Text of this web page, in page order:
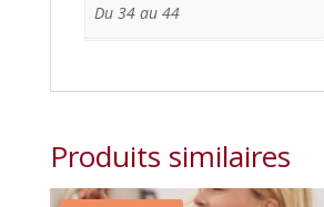
Du 34 au 44
Produits similaires